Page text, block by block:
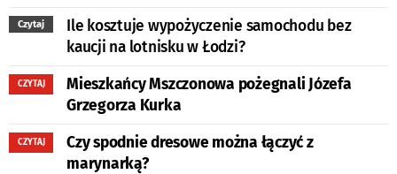
Czytaj
Ile kosztuje wypożyczenie samochodu bez
kaucji na lotnisku w Łodzi?
CZYTAJ
Mieszkańcy Mszczonowa pożegnali Józefa
Grzegorza Kurka
CZYTAJ
Czy spodnie dresowe można łączyć z
marynarką?